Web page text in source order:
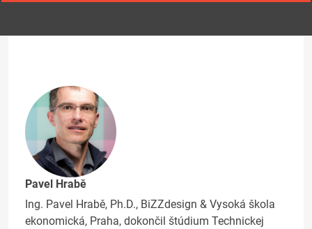
Pavel Hrabě
Ing. Pavel Hrabě, Ph.D., BiZZdesign & Vysoká škola
ekonomická, Praha, dokončil štúdium Technickej